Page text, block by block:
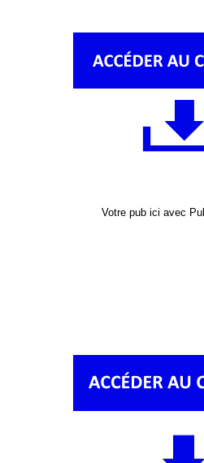
Votre pub ici avec